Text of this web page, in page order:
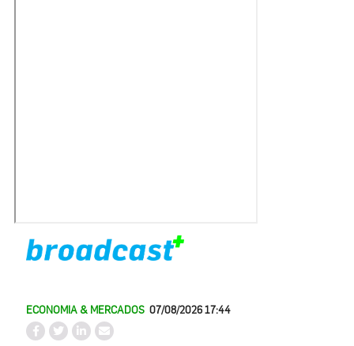
ECONOMIA & MERCADOS 07/08/2026 17:44